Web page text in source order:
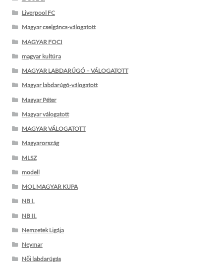
Liverpool FC
Magyar cselgáncs-válogatott
MAGYAR FOCI
magyar kultúra
MAGYAR LABDARÚGÓ – VÁLOGATOTT
Magyar labdarúgó-válogatott
Magyar Péter
Magyar válogatott
MAGYAR VÁLOGATOTT
Magyarország
MLSZ
modell
MOL MAGYAR KUPA
NB I.
NB II.
Nemzetek Ligája
Neymar
Női labdarúgás